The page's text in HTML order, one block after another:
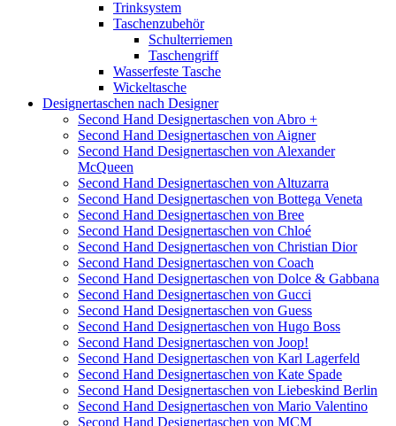
Trinksystem
Taschenzubehör
Schulterriemen
Taschengriff
Wasserfeste Tasche
Wickeltasche
Designertaschen nach Designer
Second Hand Designertaschen von Abro +
Second Hand Designertaschen von Aigner
Second Hand Designertaschen von Alexander
McQueen
Second Hand Designertaschen von Altuzarra
Second Hand Designertaschen von Bottega Veneta
Second Hand Designertaschen von Bree
Second Hand Designertaschen von Chloé
Second Hand Designertaschen von Christian Dior
Second Hand Designertaschen von Coach
Second Hand Designertaschen von Dolce & Gabbana
Second Hand Designertaschen von Gucci
Second Hand Designertaschen von Guess
Second Hand Designertaschen von Hugo Boss
Second Hand Designertaschen von Joop!
Second Hand Designertaschen von Karl Lagerfeld
Second Hand Designertaschen von Kate Spade
Second Hand Designertaschen von Liebeskind Berlin
Second Hand Designertaschen von Mario Valentino
Second Hand Designertaschen von MCM